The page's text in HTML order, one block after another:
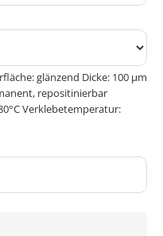
glänzend Dicke: 100 μm
repositinierbar
Verklebetemperatur: